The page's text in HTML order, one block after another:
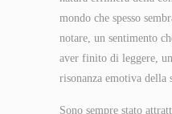
mondo che spesso
notare, un sentimento
aver finito di leggere,
risonanza emotiva della
Sono sempre stato